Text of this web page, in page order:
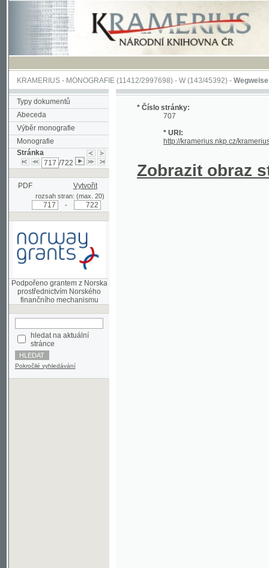
KRAMERIUS-MONOGRAFIE(11412/2997698) -W (143/45392)-Wegweiser durch
Typy dokumentů
Abeceda
Výběr monografie
Monografie
Stránka
/722
PDF Vytvořit
rozsah stran: (max. 20)
Podpořeno grantem z Norska
prostřednictvím Norského
hledat na aktuální
stránce
Pokročilé vyhledávání
* Číslo stránky:
707
* URI:
http://kramerius.nkp.cz/kramerius/